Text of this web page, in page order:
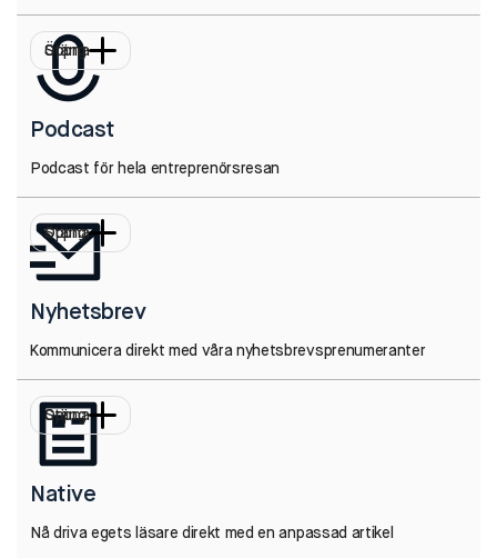
Podcast
Podcast för hela entreprenörsresan
Öppna
Stäng
Nyhetsbrev
Kommunicera direkt med våra nyhetsbrevsprenumeranter
Öppna
Stäng
Native
Nå driva egets läsare direkt med en anpassad artikel
Öppna
Stäng